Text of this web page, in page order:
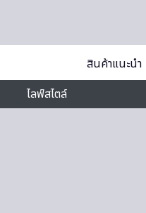
สินค้าแนะนำ
ไลฟ์สไตล์